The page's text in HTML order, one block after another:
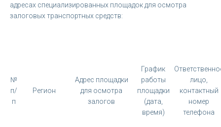
адресах специализированных площадок для осмотра
залоговых транспортных средств:
№
п/
п
Регион
Адрес площадки
для осмотра
залогов
График
работы
площадки
(дата,
время)
лицо,
контактный
номер
телефона